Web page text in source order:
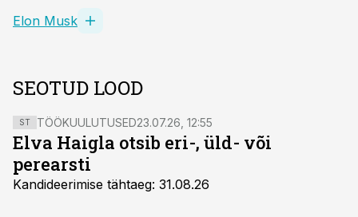
Elon Musk
SEOTUD LOOD
ST TÖÖKUULUTUSED23.07.26, 12:55
Elva Haigla otsib eri-, üld- või
perearsti
Kandideerimise tähtaeg: 31.08.26